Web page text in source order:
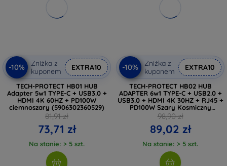
-10%
Zniżka z
kuponem
EXTRA10
TECH-PROTECT HB01 HUB
Adapter 5w1 TYPE-C + USB3.0 +
HDMI 4K 60HZ + PD100W
ciemnoszary (5906302360529)
81,91 zł
73,71 zł
Na stanie: > 5 szt.
-10%
Zniżka z
kuponem
EXTRA10
TECH-PROTECT HB02 HUB
ADAPTER 6w1 TYPE-C + USB2.0 +
USB3.0 + HDMI 4K 30HZ + RJ45 +
PD100W Szary Kosmiczny
(5906302360574)
98,90 zł
89,02 zł
Na stanie: > 5 szt.